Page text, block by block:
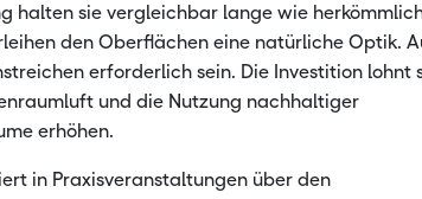
halten sie vergleichbar lange wie
den Oberflächen eine natürliche Optik.
erforderlich sein. Die Investition lohnt
und die Nutzung nachhaltiger
erhöhen.
in Praxisveranstaltungen über den